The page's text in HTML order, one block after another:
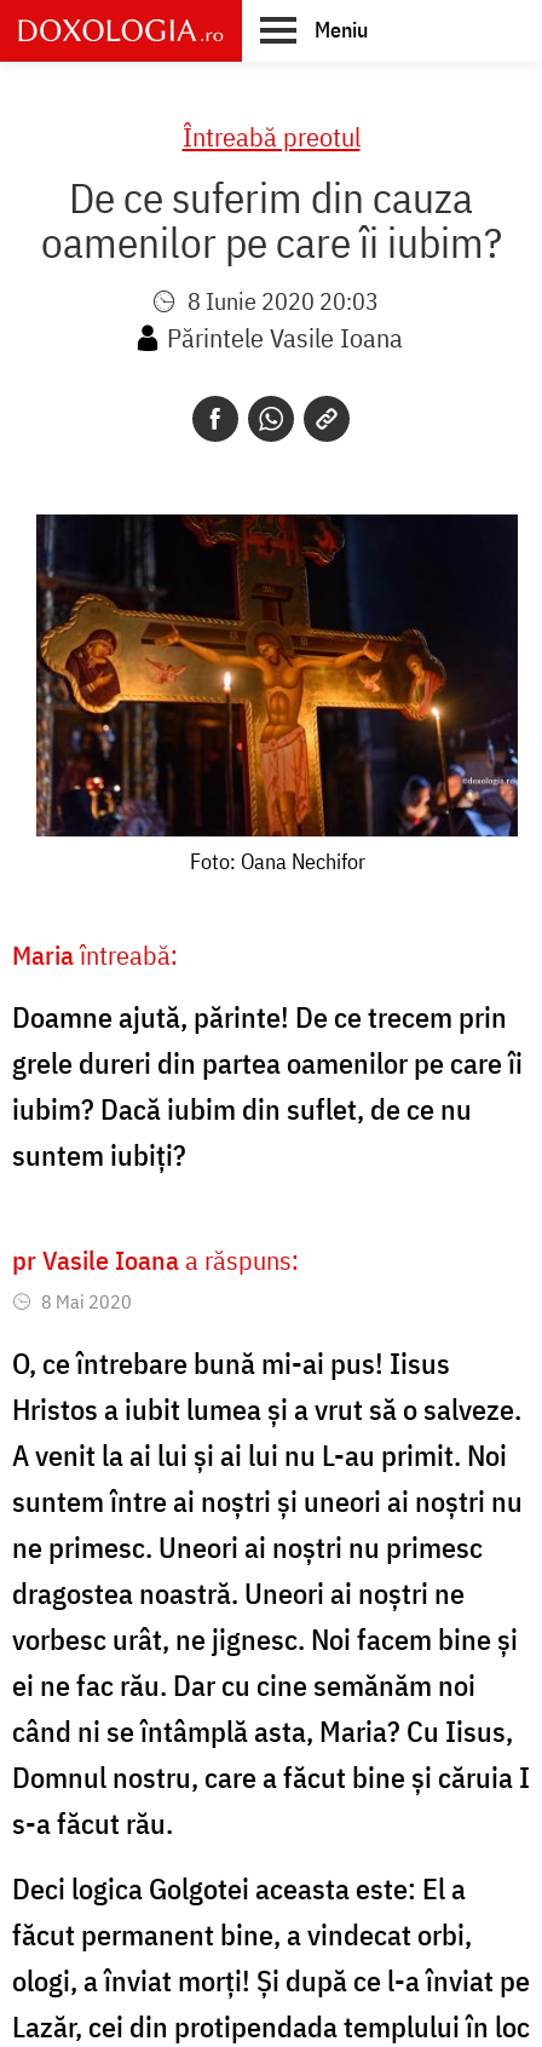
Skip
to
main
Meniu
Întreabă preotul
De ce suferim din cauza
oamenilor pe care îi iubim?
8 Iunie 2020 20:03
Părintele Vasile Ioana
Nechifor
Foto: Oana Nechifor
Mariaîntreabă:
Doamne ajută, părinte! De ce trecem prin
grele dureri din partea oamenilor pe care îi
iubim? Dacă iubim din suflet, de ce nu
suntem iubiți?
pr Vasile Ioana a răspuns:
8 Mai 2020
O, ce întrebare bună mi-ai pus! Iisus
Hristos a iubit lumea și a vrut să o salveze.
A venit la ai lui și ai lui nu L-au primit. Noi
suntem între ai noștri și uneori ai noștri nu
ne primesc. Uneori ai noștri nu primesc
dragostea noastră. Uneori ai noștri ne
vorbesc urât, ne jignesc. Noi facem bine și
ei ne fac rău. Dar cu cine semănăm noi
când ni se întâmplă asta, Maria? Cu Iisus,
Domnul nostru, care a făcut bine și căruia I
s-a făcut rău.
Deci logica Golgotei aceasta este: El a
făcut permanent bine, a vindecat orbi,
ologi, a înviat morți! Și după ce l-a înviat pe
Lazăr, cei din protipendada templului în loc